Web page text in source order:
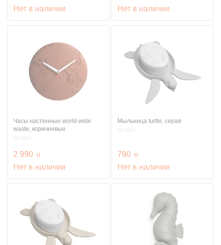
Нет в наличии
Нет в наличии
Часы настенные world wide
waste, коричневые
QUALY
2 990 руб.
o
Нет в наличии
Мыльница turtle, серая
QUALY
790 руб.
o
Нет в наличии